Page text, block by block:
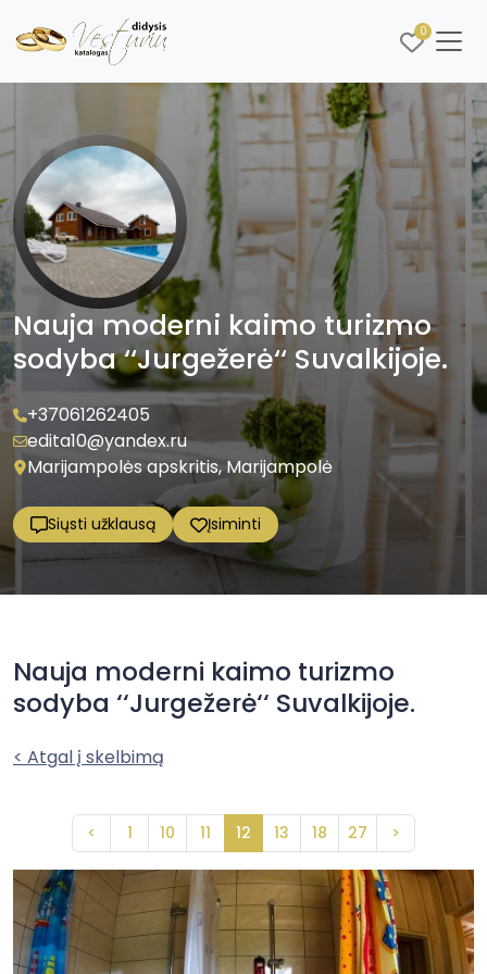
0
Nauja moderni kaimo turizmo
sodyba ‘‘Jurgežerė‘‘ Suvalkijoje.
+37061262405
edita10@yandex.ru
Marijampolės apskritis, Marijampolė
Siųsti užklausą Įsiminti
Nauja moderni kaimo turizmo
sodyba ‘‘Jurgežerė‘‘ Suvalkijoje.
< Atgal į skelbimą
< 1 10 11 12 13 18 27 >